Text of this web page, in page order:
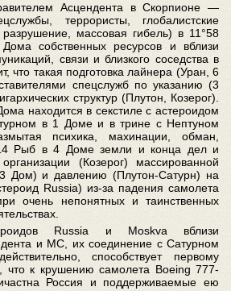
Асцендента в Скорпионе —
террористы, глобалистские
разрушение, массовая гибель) в 11°58
собственных ресурсов и вблизи
связи и близкого соседства в
что такая подготовка лайнера (Уран, 6
спецслужб по указанию (3
структур (Плутон, Козерог).
находится в секстиле с астероидом
в 1 Доме и в трине с Нептуном
психика, махинации, обман,
Рыб в 4 Доме земли и конца дел и
(Козерог) массированной
Дом) и давлению (Плутон-Сатурн) на
Russia) из-за падения самолета
очень непонятных и таинственных
Russia и Moskva вблизи
и МС, их соединение с Сатурном
способствует первому
что к крушению самолета Boeing 777-
Россия и поддерживаемые ею